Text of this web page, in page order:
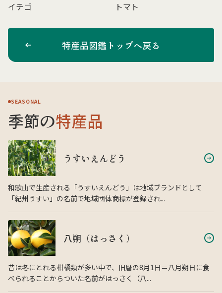
イチゴ トマト
特産品図鑑トップへ戻る
SEASONAL
季節の特産品
うすいえんどう
和歌山で生産される「うすいえんどう」は地域ブランドとして
「紀州うすい」の名前で地域団体商標が登録され...
八朔（はっさく）
昔は冬にとれる柑橘類が多い中で、旧暦の8月1日＝八月朔日に食
べられることからついた名前がはっさく（八...